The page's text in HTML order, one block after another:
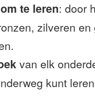
te leren: door
zilveren en
van elk
kunt